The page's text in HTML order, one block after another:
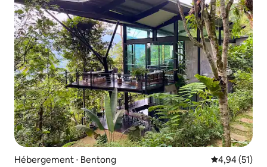
Hébergement ⋅ Bentong Évaluation
4,94 (51)